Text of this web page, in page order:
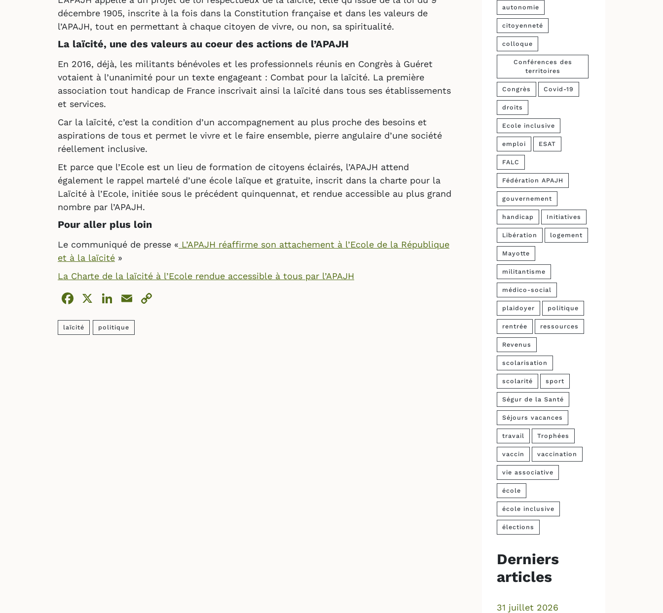
décembre 1905, inscrite à la fois dans la Constitution française et dans les valeurs de
l’APAJH, tout en permettant à chaque citoyen de vivre, ou non, sa spiritualité.
La laïcité, une des valeurs au coeur des actions de l’APAJH
En 2016, déjà, les militants bénévoles et les professionnels réunis en Congrès à Guéret
votaient à l’unanimité pour un texte engageant : Combat pour la laïcité. La première
association tout handicap de France inscrivait ainsi la laïcité dans tous ses établissements
et services.
Car la laïcité, c’est la condition d’un accompagnement au plus proche des besoins et
aspirations de tous et permet le vivre et le faire ensemble, pierre angulaire d’une société
réellement inclusive.
Et parce que l’Ecole est un lieu de formation de citoyens éclairés, l’APAJH attend
également le rappel martelé d’une école laïque et gratuite, inscrit dans la charte pour la
Laïcité à l’Ecole, initiée sous le précédent quinquennat, et rendue accessible au plus grand
nombre par l’APAJH.
Pour aller plus loin
Le communiqué de presse « L’APAJH réaffirme son attachement à l’Ecole de la République
et à la laïcité »
La Charte de la laïcité à l’Ecole rendue accessible à tous par l’APAJH
Facebook
X LinkedIn
Email
laïcité politique
autonomie
citoyenneté
colloque
Conférences des
territoires
Congrès Covid-19
droits
Ecole inclusive
emploi ESAT
FALC
Fédération APAJH
gouvernement
handicap Initiatives
Libération logement
Mayotte
militantisme
médico-social
plaidoyer politique
rentrée ressources
Revenus
scolarisation
scolarité sport
Ségur de la Santé
Séjours vacances
travail Trophées
vaccin vaccination
vie associative
école
école inclusive
élections
Derniers
articles
31 juillet 2026